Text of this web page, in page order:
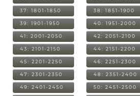
37: 1801-1850 38: 1851-1900
39: 1901-1950 40: 1951-2000
41: 2001-2050 42: 2051-2100
43: 2101-2150 44: 2151-2200
45: 2201-2250 46: 2251-2300
47: 2301-2350 48: 2351-2400
49: 2401-2450 50: 2451-2500